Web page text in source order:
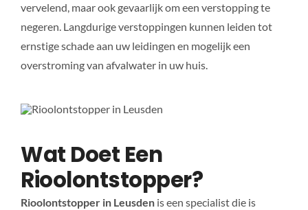
vervelend, maar ook gevaarlijk om een verstopping te
negeren. Langdurige verstoppingen kunnen leiden tot
ernstige schade aan uw leidingen en mogelijk een
overstroming van afvalwater in uw huis.
Wat Doet Een
Rioolontstopper?
Rioolontstopper in Leusdenis een specialist die is